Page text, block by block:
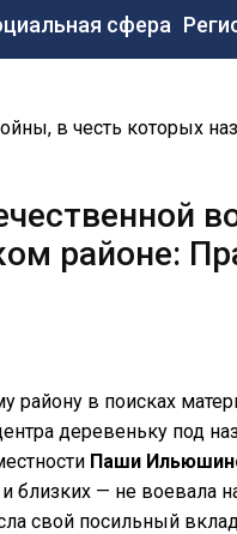
сфера
в честь которых
районе:
в поисках
деревеньку под
Паши
близких — не воевала
свой посильный